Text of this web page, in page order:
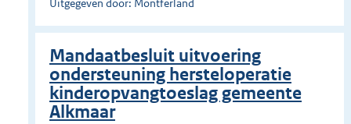
Uitgegeven door: Montferland
Mandaatbesluit uitvoering
ondersteuning hersteloperatie
kinderopvangtoeslag gemeente
Alkmaar